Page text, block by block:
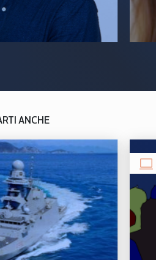
ANCHE